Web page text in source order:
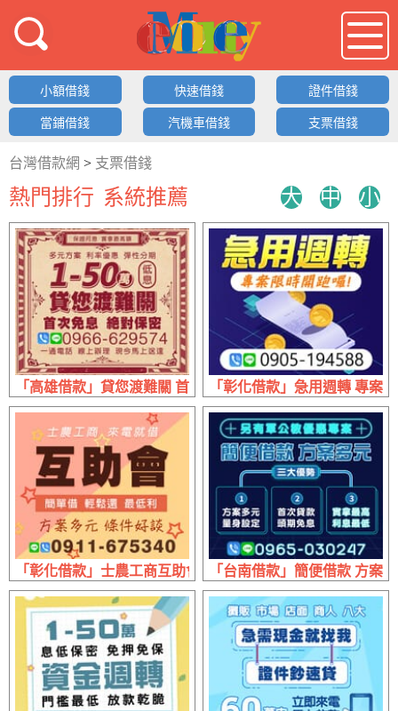
借錢LOGO
小額借錢 快速借錢 證件借錢
當鋪借錢 汽機車借錢 支票借錢
台灣借款網 > 支票借錢
熱門排行 系統推薦 大 中 小
「高雄借款」貸您渡難關 首次免息絕對保密 | 1~50萬 利率優
「彰化借款」急用週轉 專案
「彰化借款」士農工商互助會 來電就借 | 方案多元 條件好談
「台南借款」簡便借款 方案